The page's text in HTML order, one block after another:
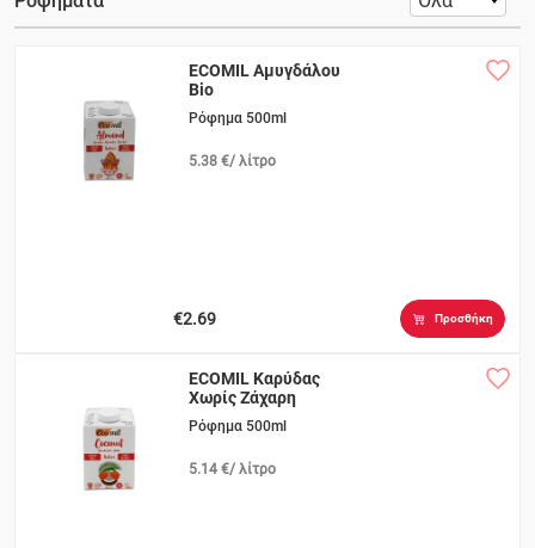
ECOMIL Αμυγδάλου
Bio
Ρόφημα 500ml
5.38 €/ λίτρο
€2.69 Προσθήκη
ECOMIL Καρύδας
Χωρίς Ζάχαρη
Ρόφημα 500ml
5.14 €/ λίτρο